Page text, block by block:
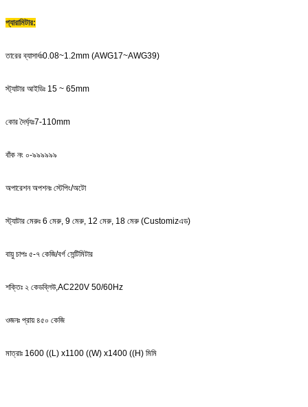
প্যারামিটার:
তারের ব্যাসার্ধঃ0.08~1.2mm (AWG17~AWG39)
স্ট্যাটার আইডিঃ 15 ~ 65mm
কোর দৈর্ঘ্যঃ7-110mm
বাঁক নং ০-৯৯৯৯৯৯
অপারেশন অপশনঃ স্টেপিং/অটো
স্ট্যাটার মেরুঃ 6 মেরু, 9 মেরু, 12 মেরু, 18 মেরু (Customizএড)
বায়ু চাপঃ ৫-৭ কেজি/বর্গ সেন্টিমিটার
শক্তিঃ ২ কেডব্লিউ,AC220V 50/60Hz
ওজনঃ প্রায় ৪৫০ কেজি
মাত্রাঃ 1600 ((L) x1100 ((W) x1400 ((H) মিমি